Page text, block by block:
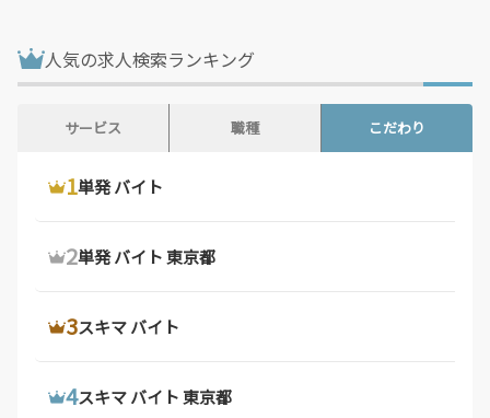
香川県 / 501件
愛媛県 / 436件
福岡県 / 1,699件
佐賀県 / 194件
人気の求人検索ランキング
サービス
1ウーバーイーツ 配達員
2ウーバーイーツ バイト
3ウーバーイーツ バイト 東京都
4ウーバーイーツ 配達員 大阪府
職種
1ドライバー 求人
2デリバリー バイト
3軽 貨物 求人
4配達 バイト
こだわり
1単発 バイト
2単発 バイト 東京都
3スキマ バイト
4スキマ バイト 東京都